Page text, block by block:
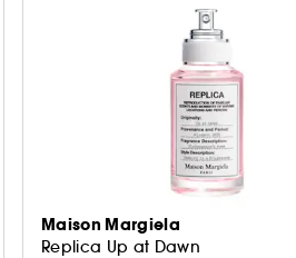
Maison Margiela
Replica Up at Dawn